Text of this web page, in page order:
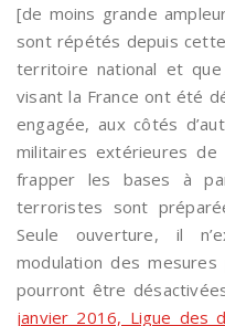
[de moins grande
sont répétés depuis
territoire national et
visant la France ont été
engagée, aux côtés
militaires extérieures
frapper les bases à
terroristes sont
Seule ouverture, il
modulation des
pourront être
janvier 2016, Ligue des